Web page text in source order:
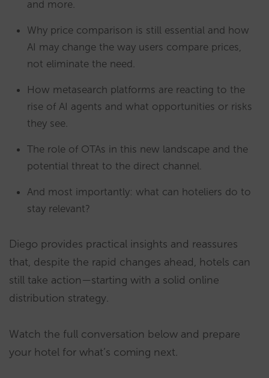
and more.
Why price comparison is still essential and how
AI may change the way users compare prices,
not eliminate the need.
How metasearch platforms are reacting to the
rise of AI agents and what opportunities or risks
they see.
The role of OTAs in this new landscape and the
potential threat to the direct channel.
And most importantly: what can hoteliers do to
stay relevant?
Diego provides practical insights and reassures
that, despite the rapid changes ahead, hotels can
still take action—starting with a solid online
distribution strategy.
Watch the full conversation below and prepare
your hotel for what’s coming next.